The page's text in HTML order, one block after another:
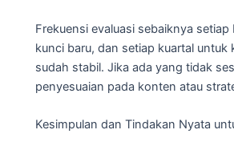
Frekuensi evaluasi sebaiknya setiap
kunci baru, dan setiap kuartal untuk
sudah stabil. Jika ada yang tidak
penyesuaian pada konten atau
Kesimpulan dan Tindakan Nyata